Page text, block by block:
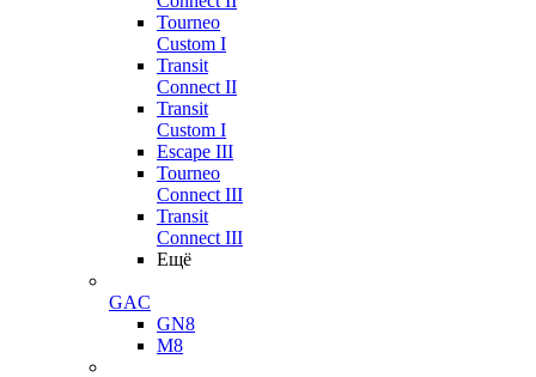
Tourneo
Custom I
Transit
Connect II
Transit
Custom I
Escape III
Tourneo
Connect III
Transit
Connect III
Ещё
GAC
GN8
M8